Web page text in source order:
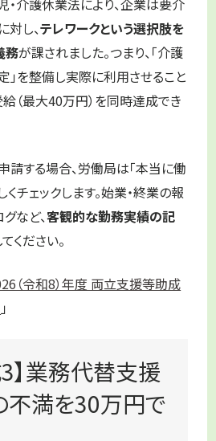
介護休業法により、企業は要介
対し、テレワークという選択肢を
務が課されました。つまり、「介護
を整備し実際に利用させること
（最大40万円）を同時達成でき
請する場合、労働局は「本当に働
くチェックします。始業・終業の報
など、客観的な勤務実績の記
ください。
（令和8）年度 両立支援等助成
」
】業務代替支援
不満を30万円で